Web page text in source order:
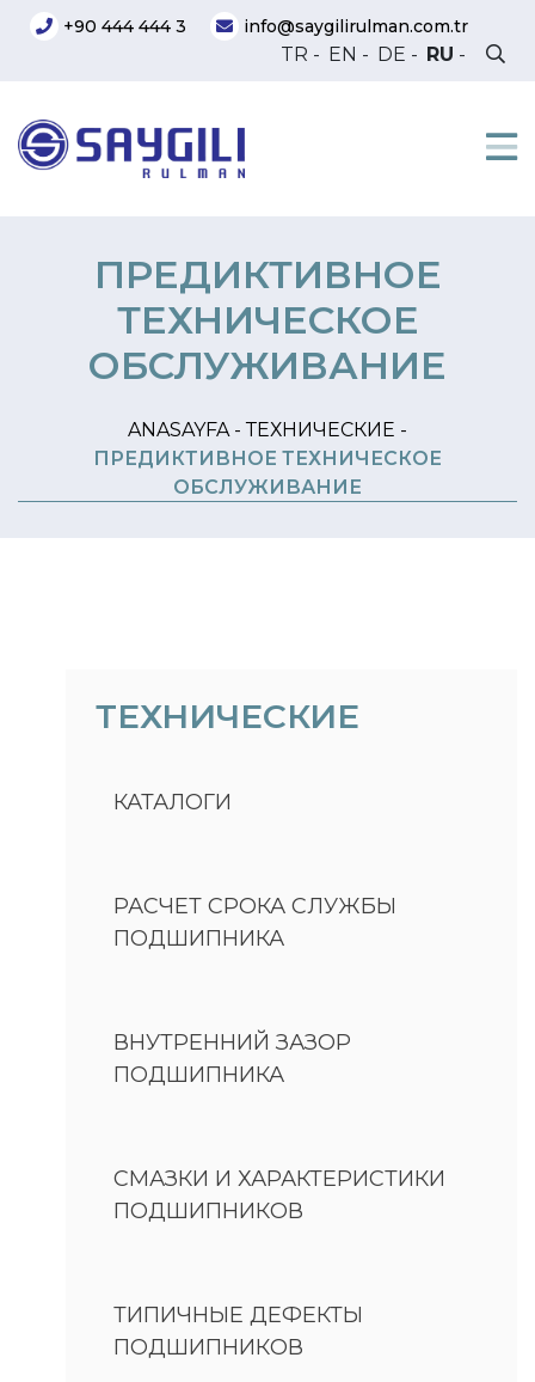
+90 444 444 3 info@saygilirulman.com.tr
TR - EN - DE - RU -
ПРЕДИКТИВНОЕ
ТЕХНИЧЕСКОЕ
ОБСЛУЖИВАНИЕ
ANASAYFA - ТЕХНИЧЕСКИЕ -
ПРЕДИКТИВНОЕ ТЕХНИЧЕСКОЕ
ОБСЛУЖИВАНИЕ
ТЕХНИЧЕСКИЕ
КАТАЛОГИ
РАСЧЕТ СРОКА СЛУЖБЫ
ПОДШИПНИКА
ВНУТРЕННИЙ ЗАЗОР
ПОДШИПНИКА
СМАЗКИ И ХАРАКТЕРИСТИКИ
ПОДШИПНИКОВ
ТИПИЧНЫЕ ДЕФЕКТЫ
ПОДШИПНИКОВ